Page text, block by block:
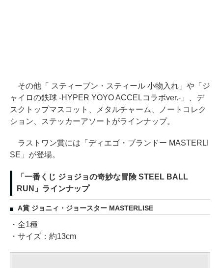
その他「 スティーブン・スティール 小物入れ」や「ジ
ャイロの鉄球 -HYPER YOYO ACCELコラボver.-」、デ
スクトップマスコット、メタルチャーム、ノートコレク
ション、ステッカーアソートがラインナップ。
ラストワン賞には「ディエゴ・ブランドー MASTERLI
SE」が登場。
「一番くじ ジョジョの奇妙な冒険 STEEL BALL
RUN」ラインナップ
A賞 ジョニィ・ジョースター MASTERLISE
・全1種
・サイズ：約13cm